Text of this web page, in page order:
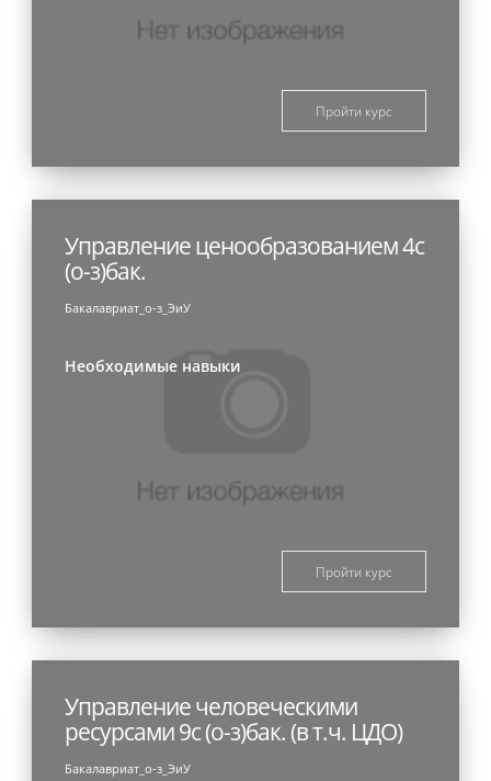
Пройти курс
Управление ценообразованием 4с
(о-з)бак.
Бакалавриат_о-з_ЭиУ
Необходимые навыки
Пройти курс
Управление человеческими
ресурсами 9с (о-з)бак. (в т.ч. ЦДО)
Бакалавриат_о-з_ЭиУ